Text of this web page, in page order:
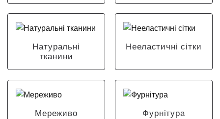
Натуральні
тканини
Нееластичні сітки
Мереживо Фурнітура